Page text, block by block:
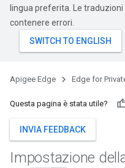
lingua preferita. Le
contenere errori.
Apigee Edge Edge for
Questa pagina è stata utile?
INVIA FEEDBACK
Impostazione